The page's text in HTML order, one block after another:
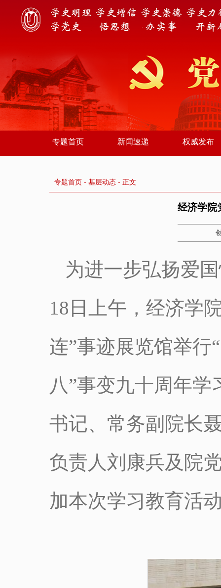
专题首页 新闻速递 权威发布
专题首页 - 基层动态 - 正文
经济学院
为进一步弘扬爱
18日上午，经济学
连”事迹展览馆举
八”事变九十周年
书记、常务副院长
负责人刘康兵及院
加本次学习教育活